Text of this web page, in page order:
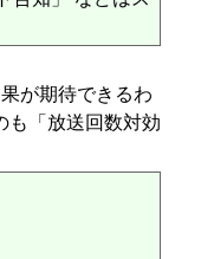
が期待できるわ
も「放送回数対効